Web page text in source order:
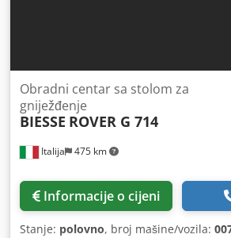
Italija 475 km
Obradni centar sa stolom za
gniježđenje
BIESSE ROVER G 714
Informacije o cijeni
Stanje: polovno, broj mašine/vozila: